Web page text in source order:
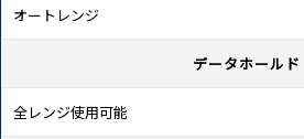
オートレンジ
データホールド
全レンジ使用可能